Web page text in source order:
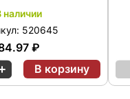
наличии
520645
₽
В корзину